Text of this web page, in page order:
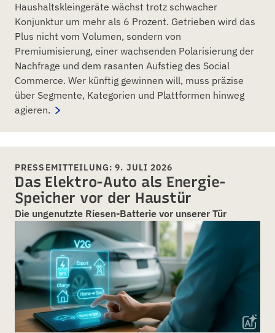
Haushaltskleingeräte wächst trotz schwacher
Konjunktur um mehr als 6 Prozent. Getrieben wird das
Plus nicht vom Volumen, sondern von
Premiumisierung, einer wachsenden Polarisierung der
Nachfrage und dem rasanten Aufstieg des Social
Commerce. Wer künftig gewinnen will, muss präzise
über Segmente, Kategorien und Plattformen hinweg
agieren.
PRESSEMITTEILUNG: 9. JULI 2026
Das Elektro-Auto als Energie-
Speicher vor der Haustür
Die ungenutzte Riesen-Batterie vor unserer Tür